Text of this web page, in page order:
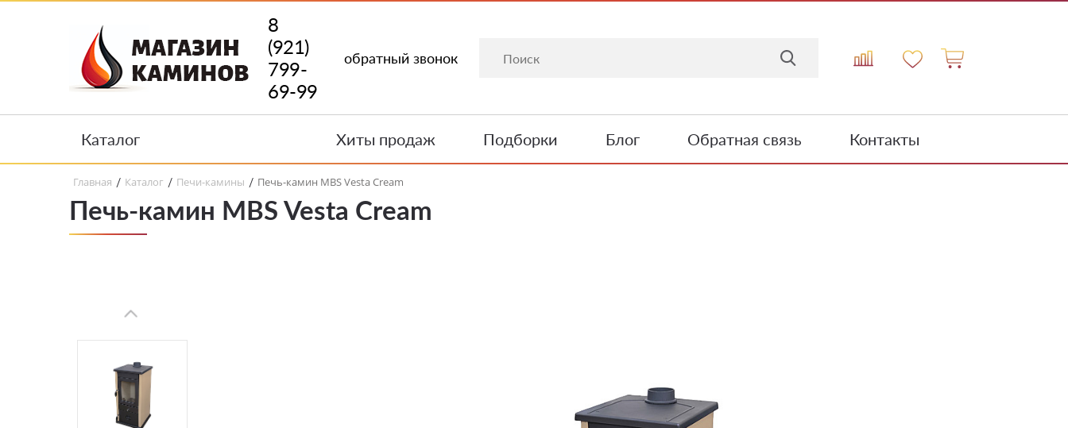
8
(921)
799-
69-99
обратный звонок
Каталог Хиты продаж Подборки Блог Обратная связь Контакты
Главная / Каталог / Печи-камины / Печь-камин MBS Vesta Cream
Печь-камин MBS Vesta Cream